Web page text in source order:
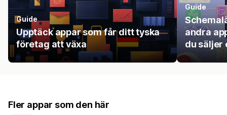
Guide
Upptäck appar som får ditt tyska
företag att växa
Guide
andra
du säljer
Fler appar som den här